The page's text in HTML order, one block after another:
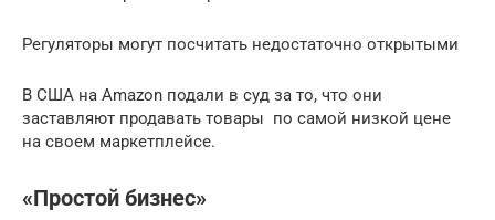
Регуляторы могут посчитать недостаточно открытыми
В США на Amazon подали в суд за то, что они
заставляют продавать товары по самой низкой цене
на своем маркетплейсе.
«Простой бизнес»